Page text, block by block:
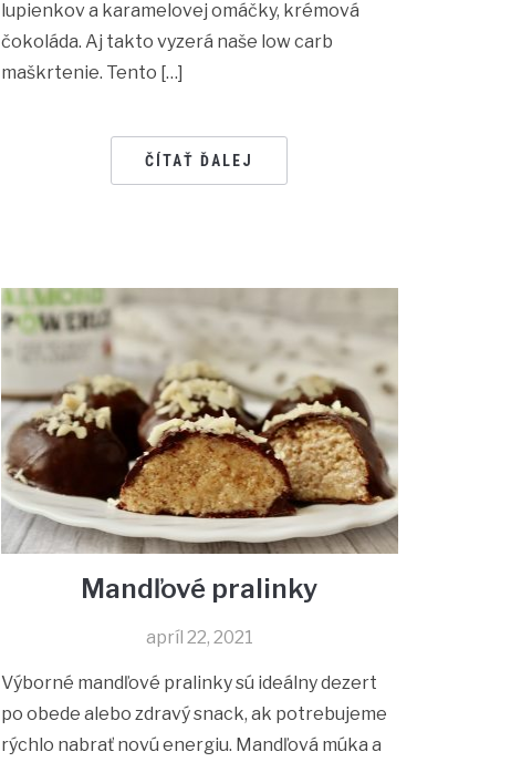
lupienkov a karamelovej omáčky, krémová
čokoláda. Aj takto vyzerá naše low carb
maškrtenie. Tento […]
ČÍTAŤ ĎALEJ
Mandľové pralinky
apríl 22, 2021
Výborné mandľové pralinky sú ideálny dezert
po obede alebo zdravý snack, ak potrebujeme
rýchlo nabrať novú energiu. Mandľová múka a